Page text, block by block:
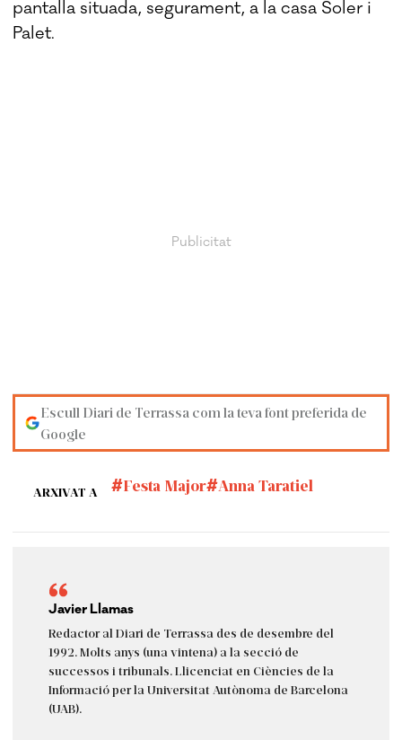
pantalla situada, segurament, a la casa Soler i
Palet.
Escull Diari de Terrassa com la teva font preferida de
Google
ARXIVAT A Festa Major Anna Taratiel
Javier Llamas
Redactor al Diari de Terrassa des de desembre del
1992. Molts anys (una vintena) a la secció de
successos i tribunals. Llicenciat en Ciències de la
Informació per la Universitat Autònoma de Barcelona
(UAB).